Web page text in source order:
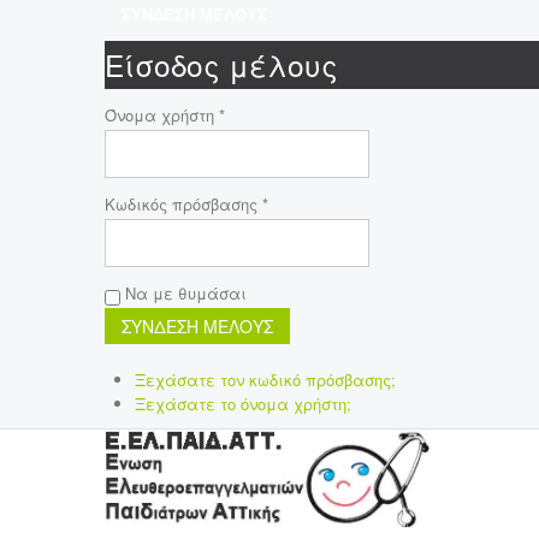
Είσοδος μέλους
Όνομα χρήστη *
Κωδικός πρόσβασης *
Να με θυμάσαι
Ξεχάσατε τον κωδικό πρόσβασης;
Ξεχάσατε το όνομα χρήστη;